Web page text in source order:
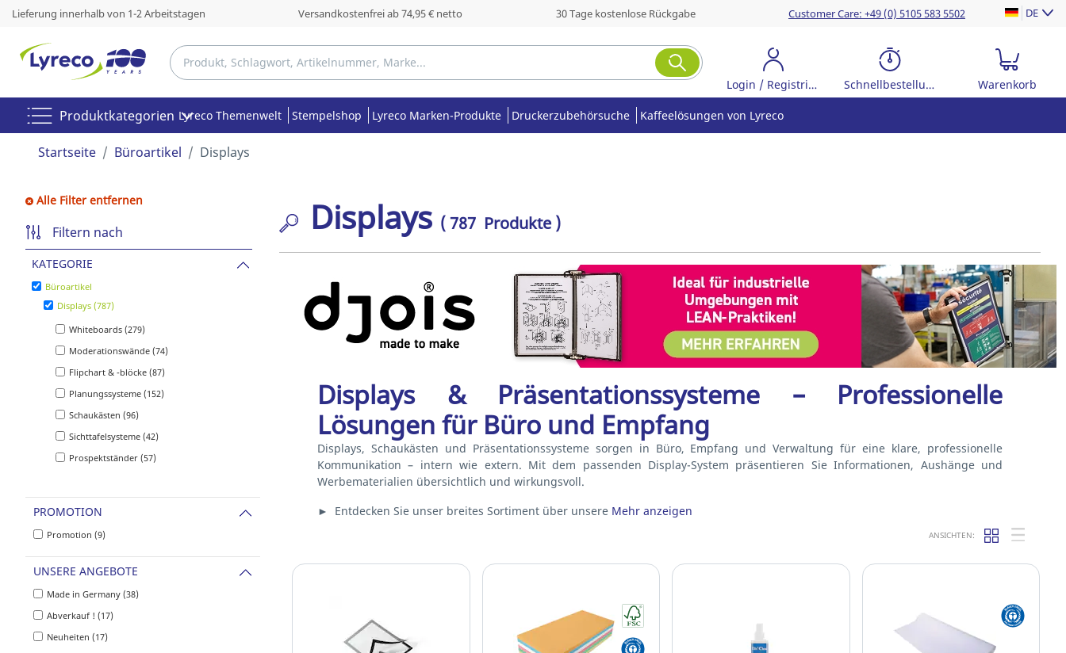
Lieferung innerhalb von 1-2 Arbeitstagen Versandkostenfrei ab 74,95 € netto 30 Tage kostenlose Rückgabe Customer Care: +49 (0) 5105 583 5502 DE
Login / Registrierung Schnellbestellung Warenkorb
Produktkategorien Lyreco Themenwelt Stempelshop Lyreco Marken-Produkte Druckerzubehörsuche Kaffeelösungen von Lyreco
Startseite Büroartikel Displays
Alle Filter entfernen
Filtern nach
KATEGORIE
Büroartikel
Displays (787)
Whiteboards (279)
Moderationswände (74)
Flipchart & -blöcke (87)
Planungssysteme (152)
Schaukästen (96)
Sichttafelsysteme (42)
Prospektständer (57)
PROMOTION
Promotion (9)
UNSERE ANGEBOTE
Made in Germany (38)
Abverkauf ! (17)
Neuheiten (17)
Displays ( 787 Produkte )
Displays & Präsentationssysteme – Professionelle
Lösungen für Büro und Empfang
Displays, Schaukästen und Präsentationssysteme sorgen in Büro, Empfang und Verwaltung für eine klare, professionelle
Kommunikation – intern wie extern. Mit dem passenden Display-System präsentieren Sie Informationen, Aushänge und
Werbematerialien übersichtlich und wirkungsvoll.
► Entdecken Sie unser breites Sortiment über unsere Mehr anzeigen
ANSICHTEN: